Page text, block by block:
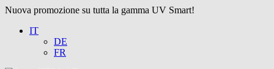
Nuova promozione su tutta la gamma UV Smart!
IT
DE
FR